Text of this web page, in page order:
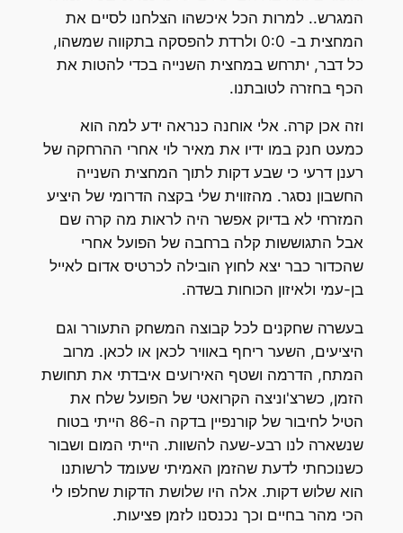
המגרש.. למרות הכל איכשהו הצלחנו לסיים את
המחצית ב- 0:0 ולרדת להפסקה בתקווה שמשהו,
כל דבר, יתרחש במחצית השנייה בכדי להטות את
הכף בחזרה לטובתנו.
וזה אכן קרה. אלי אוחנה כנראה ידע למה הוא
כמעט חנק במו ידיו את מאיר לוי אחרי ההרחקה של
רענן דרעי כי שבע דקות לתוך המחצית השנייה
החשבון נסגר. מהזווית שלי בקצה הדרומי של היציע
המזרחי לא בדיוק אפשר היה לראות מה קרה שם
אבל התגוששות קלה ברחבה של הפועל אחרי
שהכדור כבר יצא לחוץ הובילה לכרטיס אדום לאייל
בן-עמי ולאיזון הכוחות בשדה.
בעשרה שחקנים לכל קבוצה המשחק התעורר וגם
היציעים, השער ריחף באוויר לכאן או לכאן. מרוב
המתח, הדרמה ושטף האירועים איבדתי את תחושת
הזמן, כשרצ'וניצה הקרואטי של הפועל שלח את
הטיל לחיבור של קורנפיין בדקה ה-86 הייתי בטוח
שנשארה לנו רבע-שעה להשוות. הייתי המום ושבור
כשנוכחתי לדעת שהזמן האמיתי שעומד לרשותנו
הוא שלוש דקות. אלה היו שלושת הדקות שחלפו לי
הכי מהר בחיים וכך נכנסנו לזמן פציעות.